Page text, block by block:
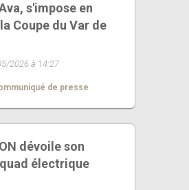
s'impose en
Coupe du Var de
2026 à 14:27
de presse
dévoile son
électrique